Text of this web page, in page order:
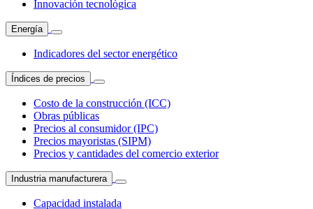
Innovación tecnológica
Energía
Indicadores del sector energético
Índices de precios
Costo de la construcción (ICC)
Obras públicas
Precios al consumidor (IPC)
Precios mayoristas (SIPM)
Precios y cantidades del comercio exterior
Industria manufacturera
Capacidad instalada